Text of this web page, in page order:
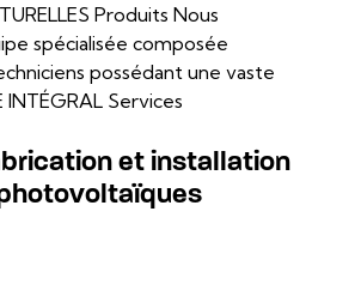
Produits Nous
spécialisée composée
possédant une vaste
INTÉGRAL Services
et installation